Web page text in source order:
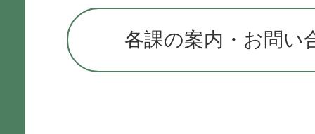
各課の案内・お問い